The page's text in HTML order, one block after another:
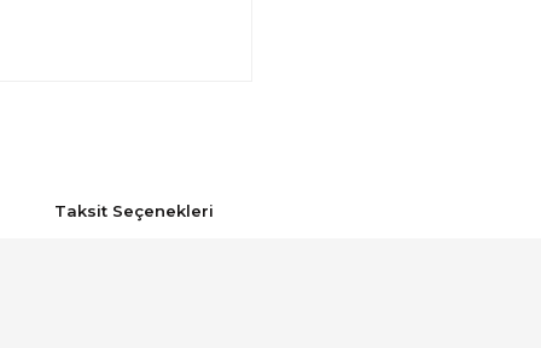
Taksit Seçenekleri